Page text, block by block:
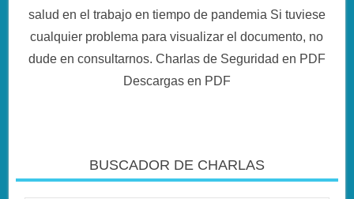
salud en el trabajo en tiempo de pandemia Si tuviese
cualquier problema para visualizar el documento, no
dude en consultarnos. Charlas de Seguridad en PDF
Descargas en PDF
BUSCADOR DE CHARLAS